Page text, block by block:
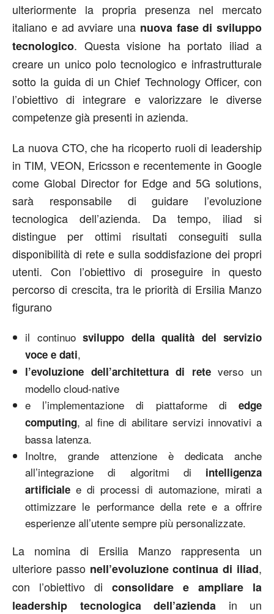
ulteriormente la propria presenza nel mercato
italiano e ad avviare una nuova fase di sviluppo
tecnologico. Questa visione ha portato iliad a
creare un unico polo tecnologico e infrastrutturale
sotto la guida di un Chief Technology Officer, con
l’obiettivo di integrare e valorizzare le diverse
competenze già presenti in azienda.
La nuova CTO, che ha ricoperto ruoli di leadership
in TIM, VEON, Ericsson e recentemente in Google
come Global Director for Edge and 5G solutions,
sarà responsabile di guidare l’evoluzione
tecnologica dell’azienda. Da tempo, iliad si
distingue per ottimi risultati conseguiti sulla
disponibilità di rete e sulla soddisfazione dei propri
utenti. Con l’obiettivo di proseguire in questo
percorso di crescita, tra le priorità di Ersilia Manzo
figurano
il continuo sviluppo della qualità del servizio
voce e dati,
l’evoluzione dell’architettura di reteverso un
modello cloud-native
e l’implementazione di piattaforme di edge
computing, al fine di abilitare servizi innovativi a
bassa latenza.
Inoltre, grande attenzione è dedicata anche
all’integrazione di algoritmi di intelligenza
artificiale e di processi di automazione, mirati a
ottimizzare le performance della rete e a offrire
esperienze all’utente sempre più personalizzate.
La nomina di Ersilia Manzo rappresenta un
ulteriore passo nell’evoluzione continua di iliad,
con l’obiettivo di consolidare e ampliare la
leadership tecnologica
dell’azienda in un